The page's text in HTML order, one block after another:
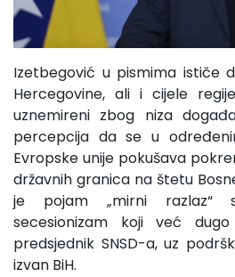
Izetbegović u pismima ističe
Hercegovine, ali i cijele
uznemireni zbog niza
percepcija da se u
Evropske unije pokušava
državnih granica na štetu
je pojam „mirni razlaz“
secesionizam koji već
predsjednik SNSD-a, uz
izvan BiH.